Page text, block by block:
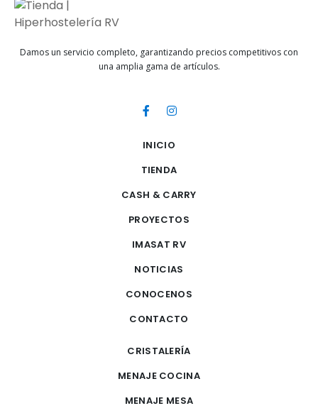
Damos un servicio completo, garantizando precios competitivos con
una amplia gama de artículos.
INICIO
TIENDA
CASH & CARRY
PROYECTOS
IMASAT RV
NOTICIAS
CONOCENOS
CONTACTO
CRISTALERÍA
MENAJE COCINA
MENAJE MESA